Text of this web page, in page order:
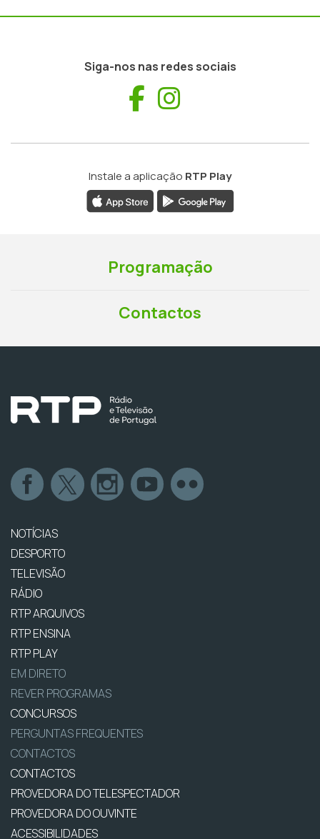
Siga-nos nas redes sociais
Facebook
Instale a aplicação RTP Play
Programação
Contactos
NOTÍCIAS
DESPORTO
TELEVISÃO
RÁDIO
RTP ARQUIVOS
RTP ENSINA
RTP PLAY
EM DIRETO
REVER PROGRAMAS
CONCURSOS
PERGUNTAS FREQUENTES
CONTACTOS
CONTACTOS
PROVEDORA DO TELESPECTADOR
PROVEDORA DO OUVINTE
ACESSIBILIDADES